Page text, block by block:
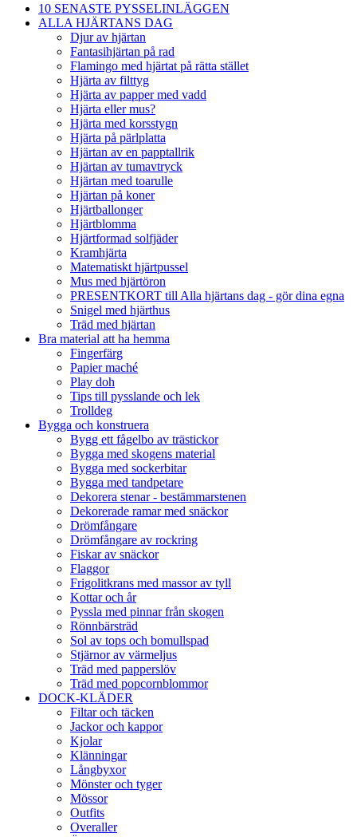
10 SENASTE PYSSELINLÄGGEN
ALLA HJÄRTANS DAG
Djur av hjärtan
Fantasihjärtan på rad
Flamingo med hjärtat på rätta stället
Hjärta av filttyg
Hjärta av papper med vadd
Hjärta eller mus?
Hjärta med korsstygn
Hjärta på pärlplatta
Hjärtan av en papptallrik
Hjärtan av tumavtryck
Hjärtan med toarulle
Hjärtan på koner
Hjärtballonger
Hjärtblomma
Hjärtformad solfjäder
Kramhjärta
Matematiskt hjärtpussel
Mus med hjärtöron
PRESENTKORT till Alla hjärtans dag - gör dina egna
Snigel med hjärthus
Träd med hjärtan
Bra material att ha hemma
Fingerfärg
Papier maché
Play doh
Tips till pysslande och lek
Trolldeg
Bygga och konstruera
Bygg ett fågelbo av trästickor
Bygga med skogens material
Bygga med sockerbitar
Bygga med tandpetare
Dekorera stenar - bestämmarstenen
Dekorerade ramar med snäckor
Drömfångare
Drömfångare av rockring
Fiskar av snäckor
Flaggor
Frigolitkrans med massor av tyll
Kottar och år
Pyssla med pinnar från skogen
Rönnbärsträd
Sol av tops och bomullspad
Stjärnor av värmeljus
Träd med papperslöv
Träd med popcornblommor
DOCK-KLÄDER
Filtar och täcken
Jackor och kappor
Kjolar
Klänningar
Långbyxor
Mönster och tyger
Mössor
Outfits
Overaller